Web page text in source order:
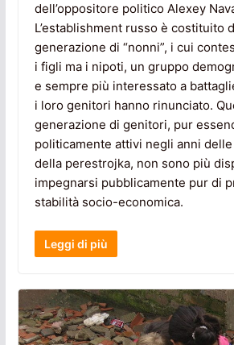
dell’oppositore politico Alexey
L’establishment russo è costituito
generazione di “nonni”, i cui
i figli ma i nipoti, un gruppo
e sempre più interessato a
i loro genitori hanno rinunciato.
generazione di genitori, pur
politicamente attivi negli anni
della perestrojka, non sono più
impegnarsi pubblicamente pur di
stabilità socio-economica.
Leggi di più